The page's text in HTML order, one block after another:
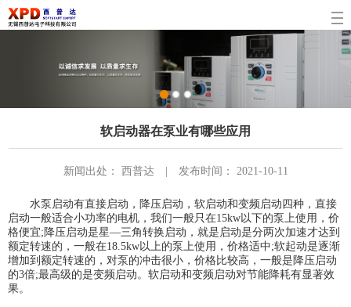
2 3
软启动器在泵业有哪些应用
新闻出处： 西普达 | 发布时间： 2021-10-11
水泵启动有直接启动，降压启动，软启动和变频启动四种，直接
启动一般适合小功率的电机，我们一般只在15kw以下的泵上使用，价
格便宜;降压启动是星—三角转换启动，就是启动是分两次加速才达到
额定转速的，一般在18.5kw以上的泵上使用，价格适中;软起动是逐渐
增加到额定转速的，对泵的冲击很小，价格比较高，一般是降压启动
的3倍;最高级的是变频启动。软启动和变频启动对节能降耗有显著效
果。